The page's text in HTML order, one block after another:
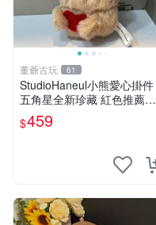
董爺古玩 61
StudioHaneul小熊愛心掛件
五角星全新珍藏 紅色推薦收
藏 玩具掛飾 掛件 新品
$459